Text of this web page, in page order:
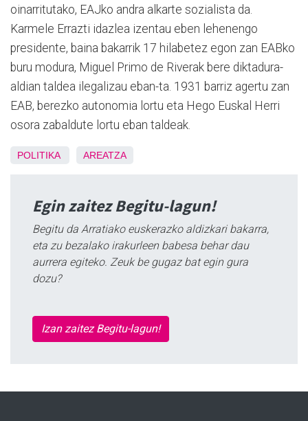
oinarritutako, EAJko andra alkarte sozialista da.
Karmele Errazti idazlea izentau eben lehenengo
presidente, baina bakarrik 17 hilabetez egon zan EABko
buru modura, Miguel Primo de Riverak bere diktadura-
aldian taldea ilegalizau eban-ta. 1931 barriz agertu zan
EAB, berezko autonomia lortu eta Hego Euskal Herri
osora zabaldute lortu eban taldeak.
POLITIKA AREATZA
Egin zaitez Begitu-lagun!
Begitu da Arratiako euskerazko aldizkari bakarra,
eta zu bezalako irakurleen babesa behar dau
aurrera egiteko. Zeuk be gugaz bat egin gura
dozu?
Izan zaitez Begitu-lagun!